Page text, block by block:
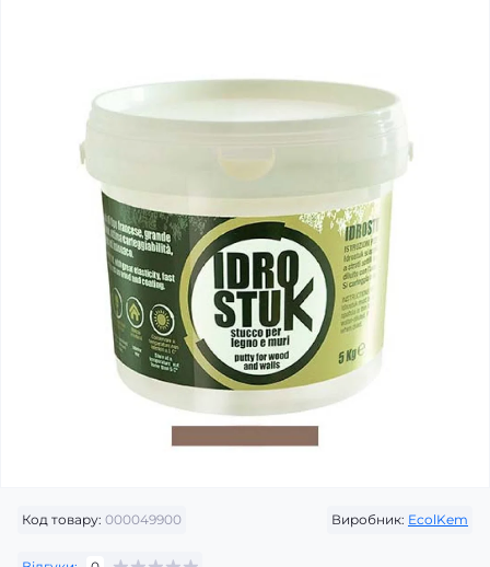
Код товару: 000049900 Виробник: EcolKem